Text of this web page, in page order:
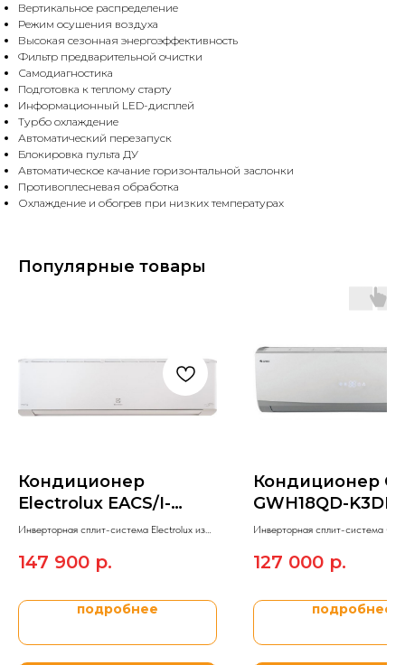
Вертикальное распределение
Режим осушения воздуха
Высокая сезонная энергоэффективность
Фильтр предварительной очистки
Самодиагностика
Подготовка к теплому старту
Информационный LED-дисплей
Турбо охлаждение
Автоматический перезапуск
Блокировка пульта ДУ
Автоматическое качание горизонтальной заслонки
Противоплесневая обработка
Охлаждение и обогрев при низких температурах
Популярные товары
Кондиционер
Electrolux EACS/I-
12HVI/N8_21Y
Инверторная сплит-система Electrolux из
147 900 р.
подробнее
Кондиционер
GWH18QD-
Инверторная сплит-система
127 000 р.
подробнее